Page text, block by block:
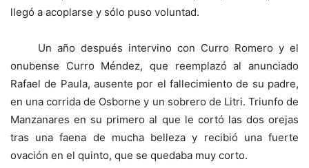
llegó a acoplarse y sólo puso voluntad.
Un año después intervino con Curro Romero y el
onubense Curro Méndez, que reemplazó al anunciado
Rafael de Paula, ausente por el fallecimiento de su padre,
en una corrida de Osborne y un sobrero de Litri. Triunfo de
Manzanares en su primero al que le cortó las dos orejas
tras una faena de mucha belleza y recibió una fuerte
ovación en el quinto, que se quedaba muy corto.